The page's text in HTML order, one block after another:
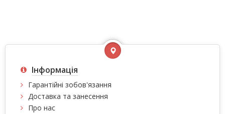
Інформація
Гарантійні зобов'язання
Доставка та занесення
Про нас